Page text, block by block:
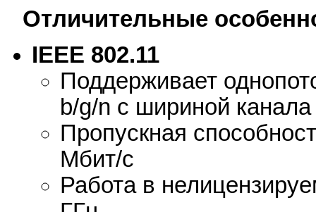
Отличительные
IEEE 802.11
Поддерживает
b/g/n с шириной
Пропускная
Мбит/с
Работа в